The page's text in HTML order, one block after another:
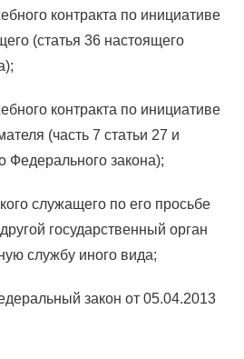
контракта по инициативе
(статья 36 настоящего
контракта по инициативе
(часть 7 статьи 27 и
Федерального закона);
служащего по его просьбе
государственный орган
службу иного вида;
закон от 05.04.2013